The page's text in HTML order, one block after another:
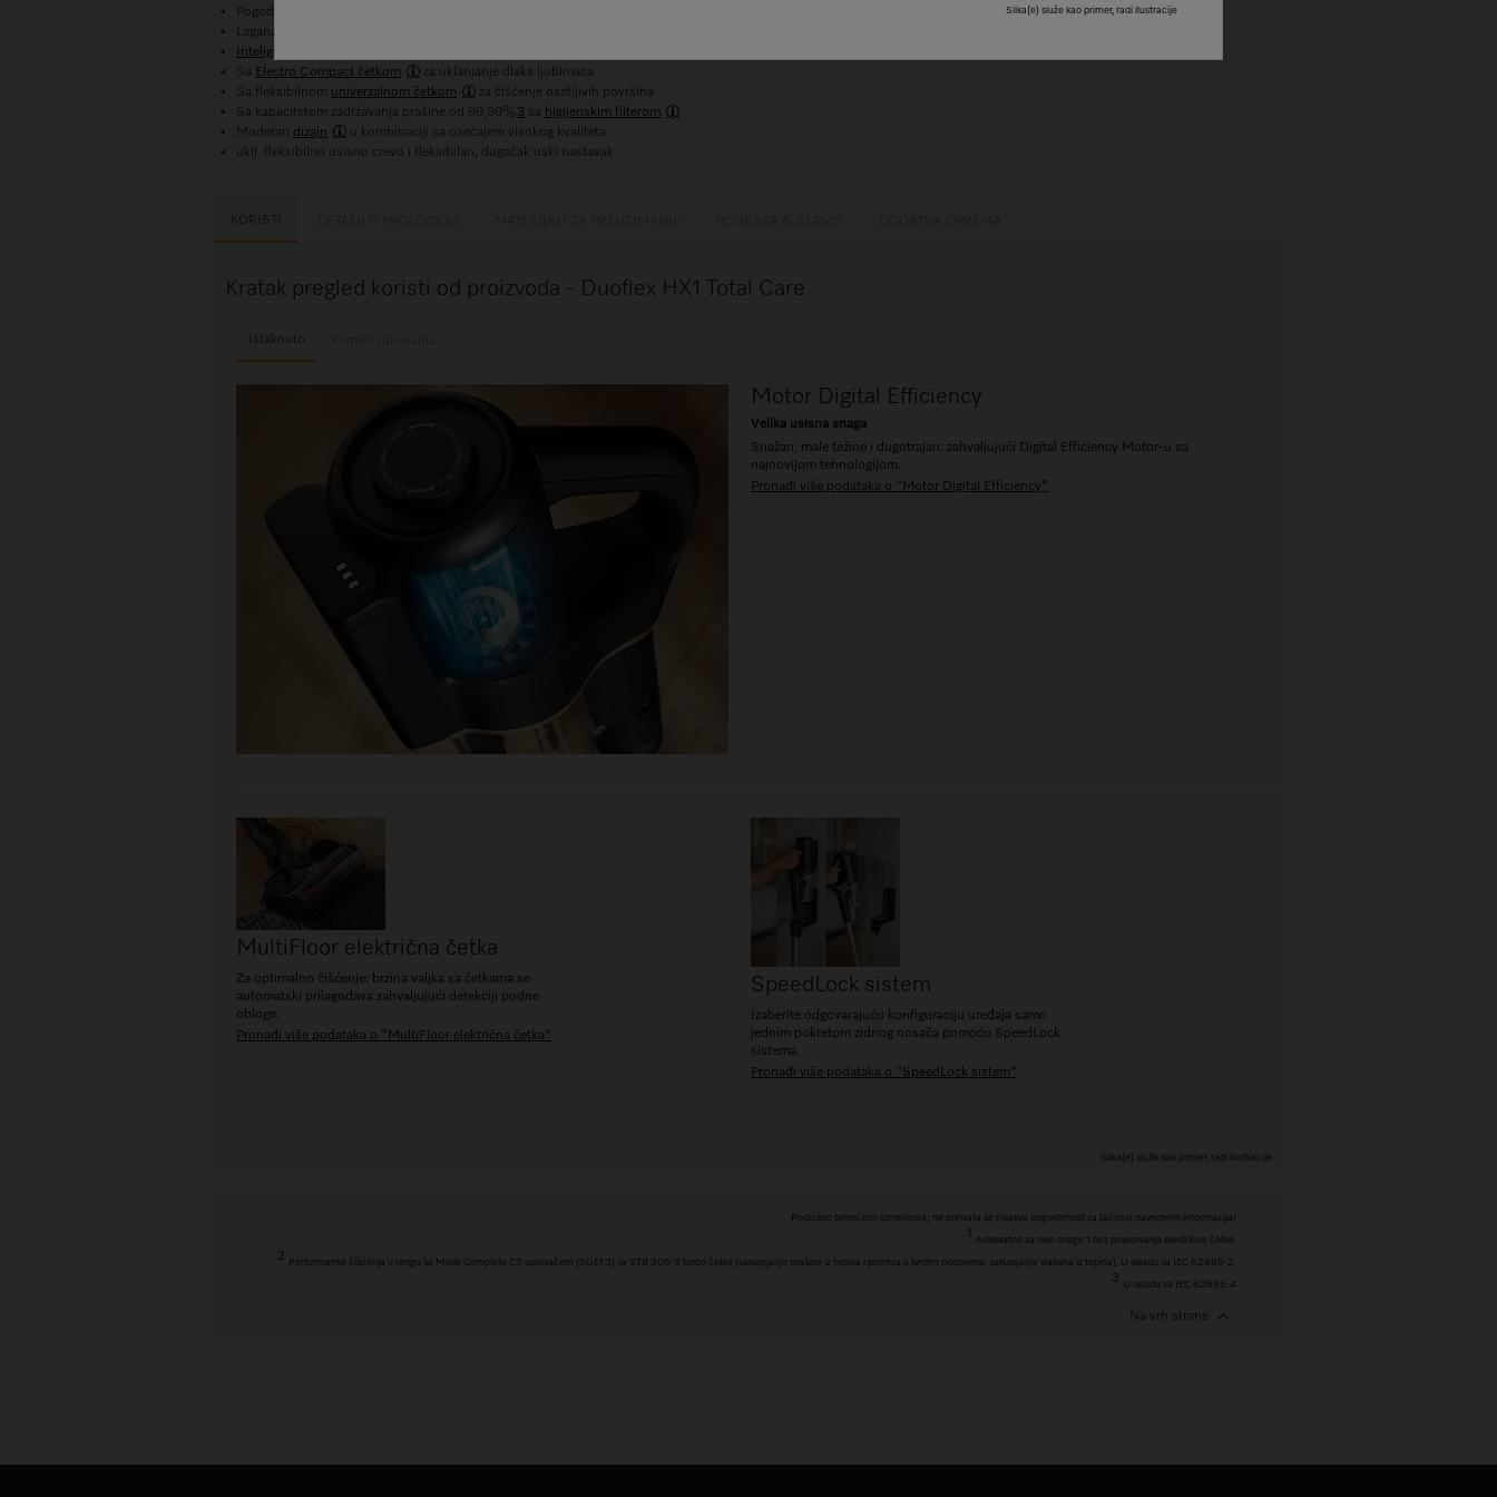
Pogodna Grab&Go funkcija zahvaljujući
Lagana i kompaktna: posuda za prašinu od 3,1 kg / 0,3 l
Inteligentna električna četka
Sa Electro Compact četkom
za uklanjanje dlaka ljubimaca
Sa fleksibilnom univerzalnom četkom
za čišćenje osetljivih površina
Sa kapacitetom zadržavanja prašine od 99,99%3 sa higijenskim filterom
Moderan dizajn
u kombinaciji sa osećajem visokog kvaliteta
uklj. fleksibilno usisno crevo i fleksibilan, dugačak uski nastavak
KORISTI
Kratak pregled koristi od proizvoda - Duoflex HX1 Total Care
Istaknuto
Motor Digital Efficiency
Velika usisna snaga
Snažan, male težine i dugotrajan: zahvaljujući Digital Efficiency Motor-u sa
najnovijom tehnologijom.
Pronađi više podataka o "Motor Digital Efficiency"
MultiFloor električna četka
Za optimalno čišćenje: brzina valjka sa četkama se
automatski prilagođava zahvaljujući detekciji podne
obloge.
Pronađi više podataka o "MultiFloor električna četka"
SpeedLock sistem
Izaberite odgovarajuću konfiguraciju uređaja samo
jednim pokretom zidnog nosača pomoću SpeedLock
sistema.
Pronađi više podataka o "SpeedLock sistem"
Slika(e) služe kao primer, radi ilustracije
Podložno tehničkim izmenama; ne prihvata se nikakva odgovornost za tačnost navedenih informacija!
Adekvatno za nivo snage 1 bez povezivanja električne četke.
2
Performanse čišćenja u rangu sa Miele Complete C3 usisivačem (SGEF3) sa STB 305-3 turbo četke (sakupljanje prašine iz tepiha i proreza u tvrdim podovima, sakupljanje vlakana iz tepiha). U skladu sa IEC 62885-2.
3
U skladu sa IEC 62885-4
Na vrh strane
Slika(e) služe kao primer, radi ilustracije